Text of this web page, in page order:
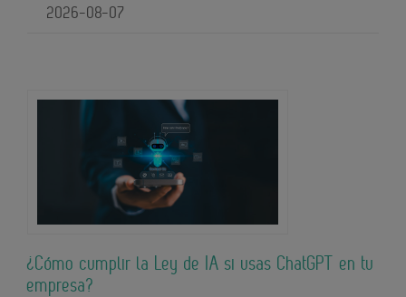
2026-08-07
¿Cómo cumplir la Ley de IA si usas ChatGPT en tu
empresa?